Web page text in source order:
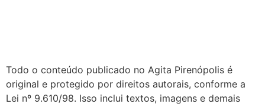
Todo o conteúdo publicado no Agita Pirenópolis é
original e protegido por direitos autorais, conforme a
Lei nº 9.610/98. Isso inclui textos, imagens e demais